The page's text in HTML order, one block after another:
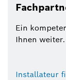
Ein
Ihnen weiter.
Installateur